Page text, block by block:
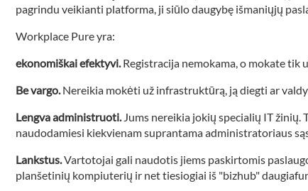
pagrindu veikianti platforma, ji siūlo daugybę išmaniųjų
Workplace Pure yra:
ekonomiškai efektyvi.Registracija nemokama, o mokate tik
Be vargo.Nereikia mokėti už infrastruktūrą, ją diegti ar
Lengva administruoti.Jums nereikia jokių specialių IT žinių.
naudodamiesi kiekvienam suprantama administratoriaus
Lankstus.Vartotojai gali naudotis jiems paskirtomis
planšetinių kompiuterių ir net tiesiogiai iš "bizhub"